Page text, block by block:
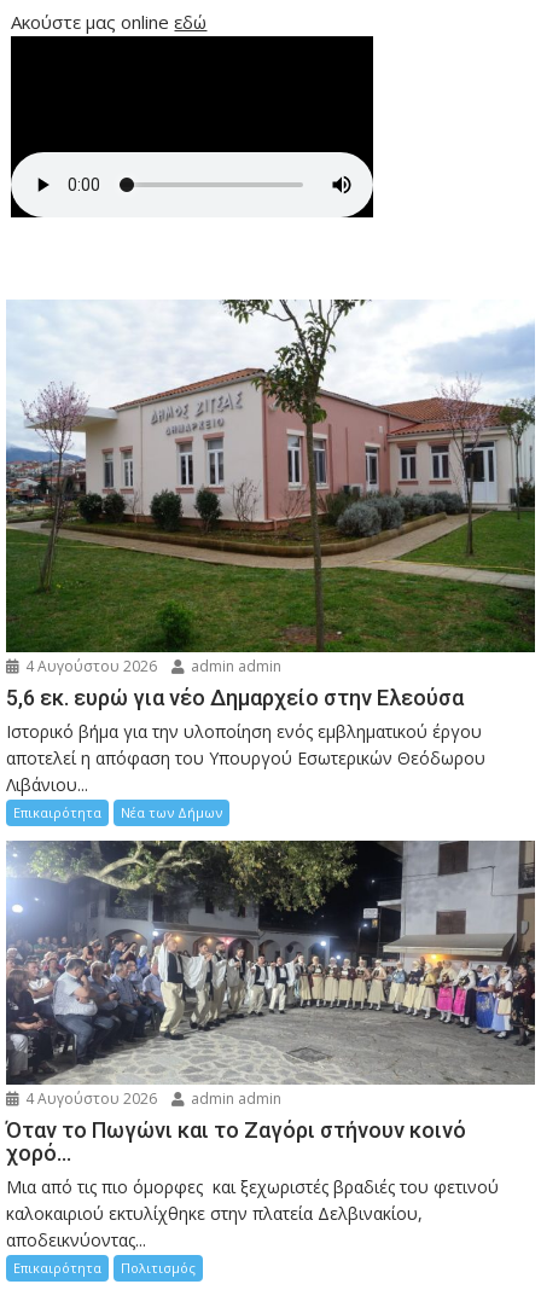
Ακούστε μας onlineεδώ
4 Αυγούστου 2026 admin admin
5,6 εκ. ευρώ για νέο Δημαρχείο στην Ελεούσα
Ιστορικό βήμα για την υλοποίηση ενός εμβληματικού έργου
αποτελεί η απόφαση του Υπουργού Εσωτερικών Θεόδωρου
Λιβάνιου...
Επικαιρότητα Νέα των Δήμων
4 Αυγούστου 2026 admin admin
Όταν το Πωγώνι και το Ζαγόρι στήνουν κοινό
χορό…
Μια από τις πιο όμορφες και ξεχωριστές βραδιές του φετινού
καλοκαιριού εκτυλίχθηκε στην πλατεία Δελβινακίου,
αποδεικνύοντας...
Επικαιρότητα Πολιτισμός